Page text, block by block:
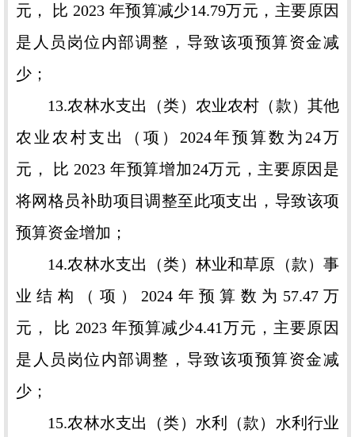
元， 比 2023 年预算减少14.79万元，主要原因
是人员岗位内部调整，导致该项预算资金减
少；
13.农林水支出（类）农业农村（款）其他
农业农村支出（项）2024年预算数为24万
元， 比 2023 年预算增加24万元，主要原因是
将网格员补助项目调整至此项支出，导致该项
预算资金增加；
14.农林水支出（类）林业和草原（款）事
业结构（项）2024年预算数为57.47万
元， 比 2023 年预算减少4.41万元，主要原因
是人员岗位内部调整，导致该项预算资金减
少；
15.农林水支出（类）水利（款）水利行业